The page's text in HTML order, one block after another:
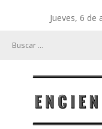
Jueves, 6 de